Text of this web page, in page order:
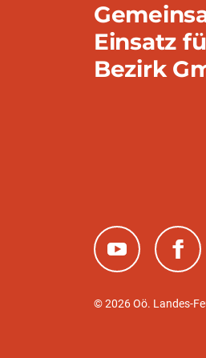
Einsatz
Bezirk
(neues Fenster)(neues
© 2026 Oö. Landes-